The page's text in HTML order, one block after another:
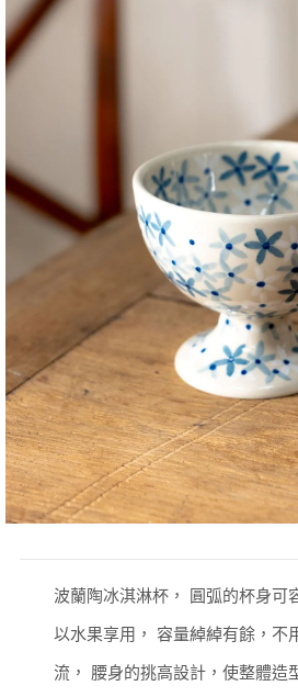
波蘭陶冰淇淋杯， 圓弧的杯身可
以水果享用， 容量綽綽有餘，不
流， 腰身的挑高設計，使整體造